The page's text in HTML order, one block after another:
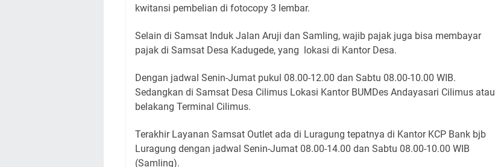
kwitansi pembelian di fotocopy 3 lembar.
Selain di Samsat Induk Jalan Aruji dan Samling, wajib pajak juga bisa membayar
pajak di Samsat Desa Kadugede, yang lokasi di Kantor Desa.
Dengan jadwal Senin-Jumat pukul 08.00-12.00 dan Sabtu 08.00-10.00 WIB.
Sedangkan di Samsat Desa Cilimus Lokasi Kantor BUMDes Andayasari Cilimus atau
belakang Terminal Cilimus.
Terakhir Layanan Samsat Outlet ada di Luragung tepatnya di Kantor KCP Bank bjb
Luragung dengan jadwal Senin-Jumat 08.00-14.00 dan Sabtu 08.00-10.00 WIB
(Samling).